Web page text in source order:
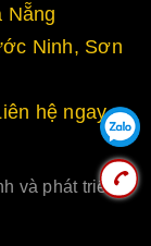
Nẵng
Ninh, Sơn
hệ ngay
và phát triển